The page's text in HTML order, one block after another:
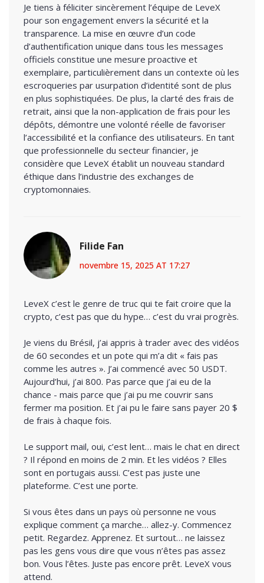
Je tiens à féliciter sincèrement l’équipe de LeveX
pour son engagement envers la sécurité et la
transparence. La mise en œuvre d’un code
d’authentification unique dans tous les messages
officiels constitue une mesure proactive et
exemplaire, particulièrement dans un contexte où les
escroqueries par usurpation d’identité sont de plus
en plus sophistiquées. De plus, la clarté des frais de
retrait, ainsi que la non-application de frais pour les
dépôts, démontre une volonté réelle de favoriser
l’accessibilité et la confiance des utilisateurs. En tant
que professionnelle du secteur financier, je
considère que LeveX établit un nouveau standard
éthique dans l’industrie des exchanges de
cryptomonnaies.
Filide Fan
novembre 15, 2025 AT 17:27
LeveX c’est le genre de truc qui te fait croire que la
crypto, c’est pas que du hype… c’est du vrai progrès.
Je viens du Brésil, j’ai appris à trader avec des vidéos
de 60 secondes et un pote qui m’a dit « fais pas
comme les autres ». J’ai commencé avec 50 USDT.
Aujourd’hui, j’ai 800. Pas parce que j’ai eu de la
chance - mais parce que j’ai pu me couvrir sans
fermer ma position. Et j’ai pu le faire sans payer 20 $
de frais à chaque fois.
Le support mail, oui, c’est lent… mais le chat en direct
? Il répond en moins de 2 min. Et les vidéos ? Elles
sont en portugais aussi. C’est pas juste une
plateforme. C’est une porte.
Si vous êtes dans un pays où personne ne vous
explique comment ça marche… allez-y. Commencez
petit. Regardez. Apprenez. Et surtout… ne laissez
pas les gens vous dire que vous n’êtes pas assez
bon. Vous l’êtes. Juste pas encore prêt. LeveX vous
attend.